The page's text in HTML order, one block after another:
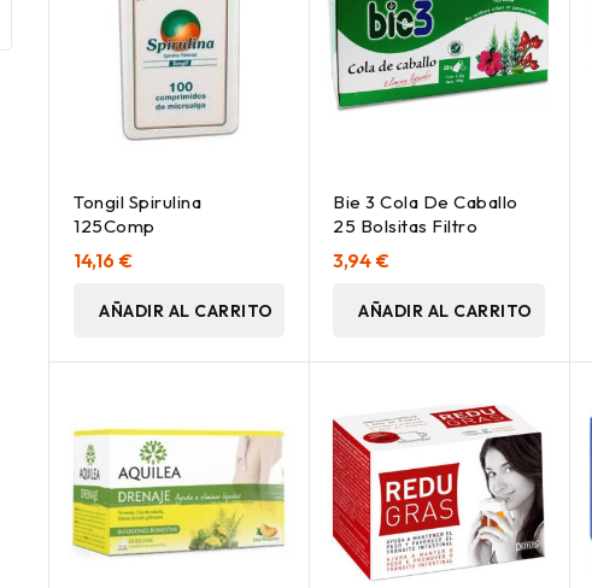
Tongil Spirulina
125Comp
14,16 €
AÑADIR AL CARRITO
Bie 3 Cola De Caballo
25 Bolsitas Filtro
3,94 €
AÑADIR AL CARRITO